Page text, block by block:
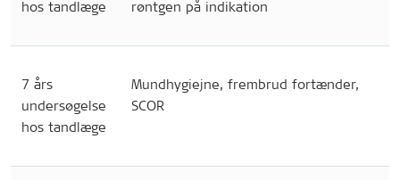
hos tandlæge
røntgen på indikation
7 års
undersøgelse
hos tandlæge
Mundhygiejne, frembrud fortænder,
SCOR